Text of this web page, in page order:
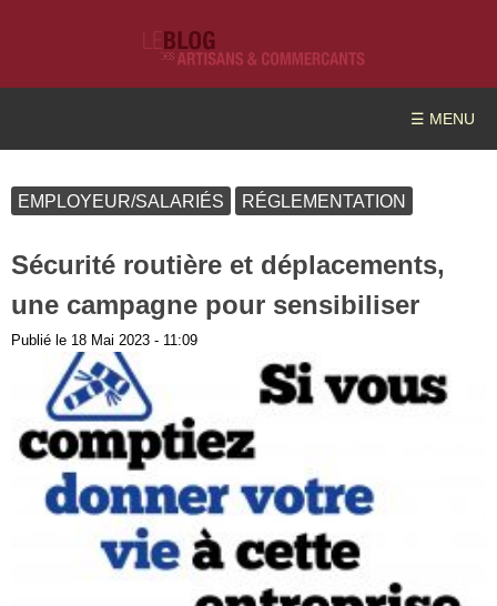
☰ MENU
EMPLOYEUR/SALARIÉS RÉGLEMENTATION
Sécurité routière et déplacements,
une campagne pour sensibiliser
Publié le 18 Mai 2023 - 11:09